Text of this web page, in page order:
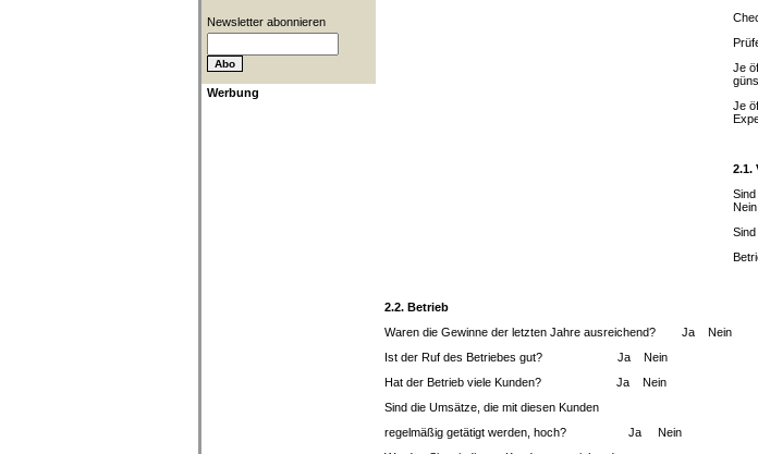
Newsletter abonnieren
Werbung
Je
Je
2.1.
Nein
2.2. Betrieb
Waren die Gewinne der letzten Jahre ausreichend? Ja Nein
Ist der Ruf des Betriebes gut? Ja Nein
Hat der Betrieb viele Kunden? Ja Nein
Sind die Umsätze, die mit diesen Kunden
regelmäßig getätigt werden, hoch? Ja Nein